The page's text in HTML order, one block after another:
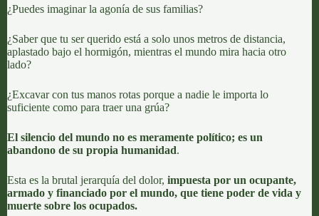
¿Puedes imaginar la agonía de sus familias?
¿Saber que tu ser querido está a solo unos metros de distancia,
aplastado bajo el hormigón, mientras el mundo mira hacia otro
lado?
¿Excavar con tus manos rotas porque a nadie le importa lo
suficiente como para traer una grúa?
El silencio del mundo no es meramente político; es un
abandono de su propia humanidad.
Esta es la brutal jerarquía del dolor, impuesta por un ocupante,
armado y financiado por el mundo, que tiene poder de vida y
muerte sobre los ocupados.